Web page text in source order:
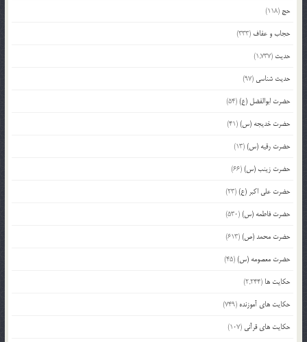
حج (118)
حجاب و عفاف (333)
حدیث (1,737)
حدیث شناسی (97)
حضرت ابوالفضل (ع)(54)
حضرت خدیجه (س)(41)
حضرت رقیه (س)(13)
حضرت زینب (س)(66)
حضرت علی اکبر (ع)(23)
حضرت فاطمه (س)(530)
حضرت محمد (ص)(613)
حضرت معصومه (س)(45)
حکایت ها (2,244)
حکایت های آموزنده (749)
حکایت های قرآنی (107)